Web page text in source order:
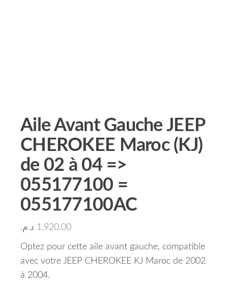
Aile Avant Gauche JEEP
CHEROKEE Maroc (KJ)
de 02 à 04 =>
055177100 =
055177100AC
1,920.00 د.م.
Optez pour cette aile avant gauche, compatible
avec votre JEEP CHEROKEE KJ Maroc de 2002
à 2004.